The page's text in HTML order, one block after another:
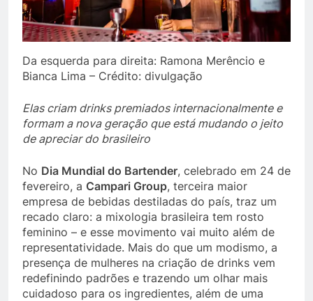
Da esquerda para direita: Ramona Merêncio e
Bianca Lima – Crédito: divulgação
Elas criam drinks premiados internacionalmente e
formam a nova geração que está mudando o jeito
de apreciar do brasileiro
No Dia Mundial do Bartender, celebrado em 24 de
fevereiro, a Campari Group, terceira maior
empresa de bebidas destiladas do país, traz um
recado claro: a mixologia brasileira tem rosto
feminino – e esse movimento vai muito além de
representatividade. Mais do que um modismo, a
presença de mulheres na criação de drinks vem
redefinindo padrões e trazendo um olhar mais
cuidadoso para os ingredientes, além de uma